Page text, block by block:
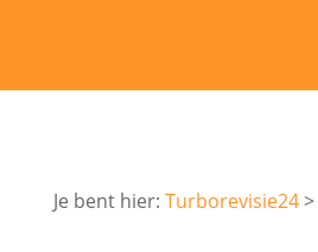
Turborevisie24